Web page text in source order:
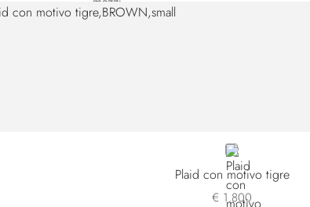
BROWN
Plaid con motivo tigre
€ 1.800